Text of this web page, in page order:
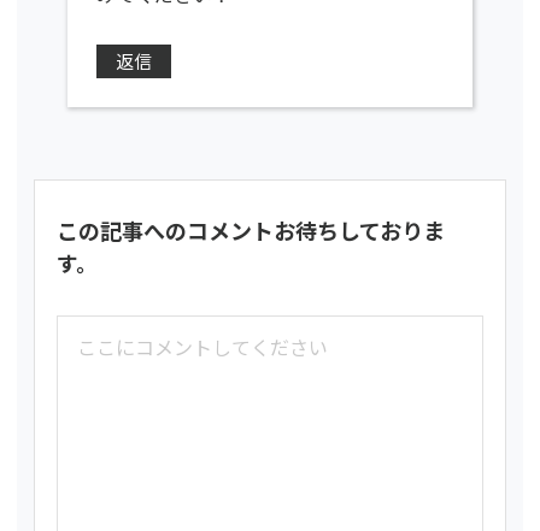
返信
この記事へのコメントお待ちしておりま
す。